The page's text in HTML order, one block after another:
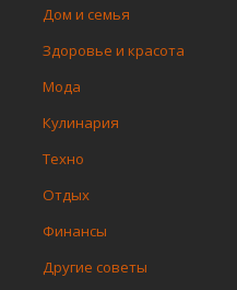
Дом и семья
Здоровье и красота
Мода
Кулинария
Техно
Отдых
Финансы
Другие советы